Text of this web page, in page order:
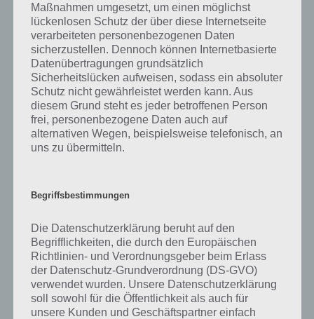
Als nächstes schaut man zur Lösung von Level 57 über die Tür, wo
man vier Pfeile. Diese sagen uns, in welcher Reihenfolge wir die
Buttons klicken müssen. Die Lösung von Level 57 von 100 Doors
lautet demnach: 5397. Hier nochmal ein Screenshot von Level 57 von
100 Doors:
Maßnahmen umgesetzt, um einen möglichst
lückenlosen Schutz der über diese Internetseite
verarbeiteten personenbezogenen Daten
sicherzustellen. Dennoch können Internetbasierte
Datenübertragungen grundsätzlich
Sicherheitslücken aufweisen, sodass ein absoluter
Schutz nicht gewährleistet werden kann. Aus
diesem Grund steht es jeder betroffenen Person
frei, personenbezogene Daten auch auf
alternativen Wegen, beispielsweise telefonisch, an
uns zu übermitteln.
Begriffsbestimmungen
Die Datenschutzerklärung beruht auf den
Begrifflichkeiten, die durch den Europäischen
Richtlinien- und Verordnungsgeber beim Erlass
der Datenschutz-Grundverordnung (DS-GVO)
verwendet wurden. Unsere Datenschutzerklärung
soll sowohl für die Öffentlichkeit als auch für
unsere Kunden und Geschäftspartner einfach